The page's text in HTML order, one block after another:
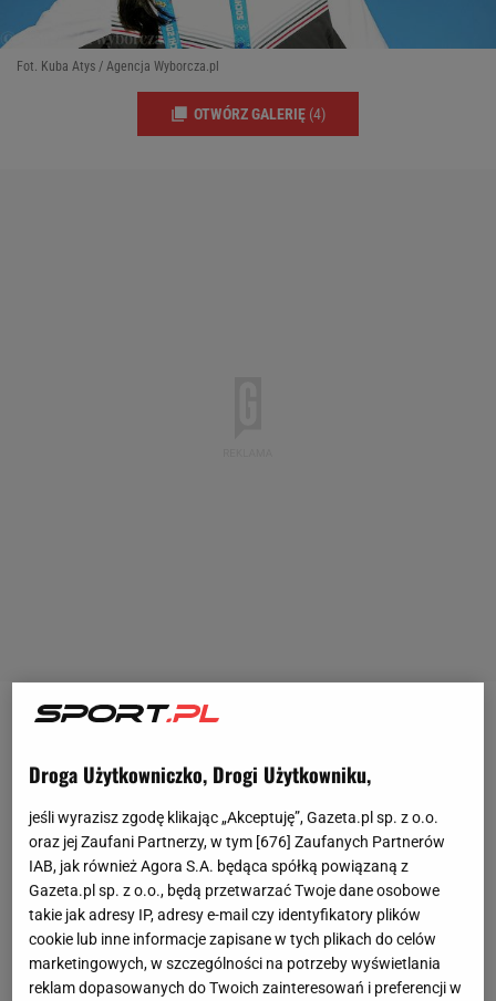
Fot. Kuba Atys / Agencja Wyborcza.pl
OTWÓRZ GALERIĘ (4)
zawodowo odstawiła już prawie osiem lat temu. O
jej sukcesach pamiętają jednak wszyscy. Justyna
Kowalczyk, multimedalistka olimpijska, teraz na
pełen etat podsumowuje, komentuje i odsłania
kulisy igrzysk w telewizji. Pracuje z głównego studia
Eurosportu w Cortinie. - Jestem zabiegana, tak bym
to nazwała. Zgubiłam jużzegarek, słuchawki,
pieniądze, po prostu ciągle coś muszę gubić. To
Droga Użytkowniczko, Drogi Użytkowniku,
jeśli wyrazisz zgodę klikając „Akceptuję”, Gazeta.pl sp. z o.o.
oraz jej Zaufani Partnerzy, w tym [676] Zaufanych Partnerów
IAB, jak również Agora S.A. będąca spółką powiązaną z
Gazeta.pl sp. z o.o., będą przetwarzać Twoje dane osobowe
takie jak adresy IP, adresy e-mail czy identyfikatory plików
cookie lub inne informacje zapisane w tych plikach do celów
marketingowych, w szczególności na potrzeby wyświetlania
reklam dopasowanych do Twoich zainteresowań i preferencji w